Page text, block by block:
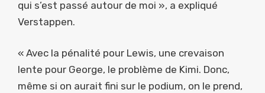
qui s’est passé autour de moi », a expliqué
Verstappen.
« Avec la pénalité pour Lewis, une crevaison
lente pour George, le problème de Kimi. Donc,
même si on aurait fini sur le podium, on le prend,